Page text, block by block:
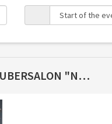
CHRIS HYDE - ZAUBERSALON "NAH DRAN UND IMMER ANDERS" (04.10.2026)